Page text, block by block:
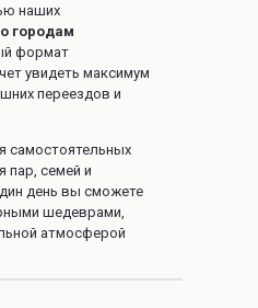
наших
городам
формат
увидеть максимум
переездов и
самостоятельных
пар, семей и
день вы сможете
шедеврами,
атмосферой